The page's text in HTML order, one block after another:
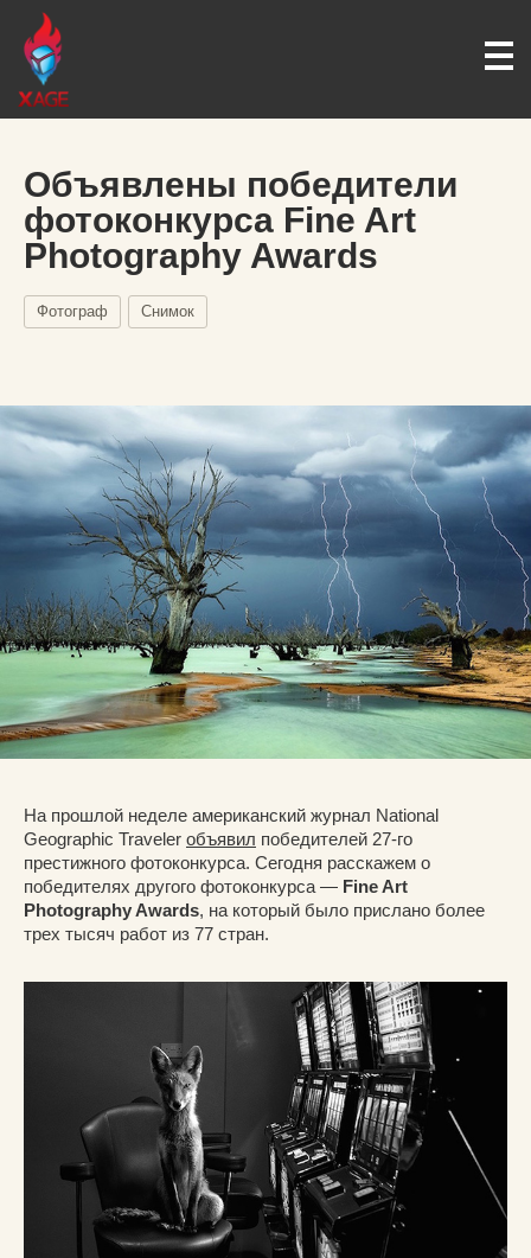
Объявлены победители
фотоконкурса Fine Art
Photography Awards
Фотограф Снимок
На прошлой неделе американский журнал National
Geographic Traveler объявил победителей 27-го
престижного фотоконкурса. Сегодня расскажем о
победителях другого фотоконкурса — Fine Art
Photography Awards, на который было прислано более
трех тысяч работ из 77 стран.